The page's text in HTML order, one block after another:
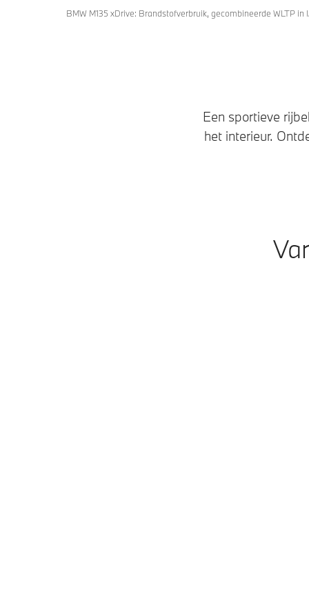
BMW M135 xDrive: Brandstofverbruik, gecombineerde WLTP
Een sportieve
het interieur.